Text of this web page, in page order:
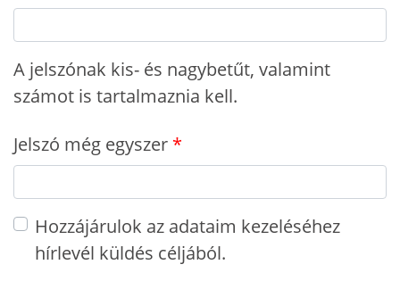
A jelszónak kis- és nagybetűt, valamint
számot is tartalmaznia kell.
Jelszó még egyszer
Hozzájárulok az adataim kezeléséhez
hírlevél küldés céljából.